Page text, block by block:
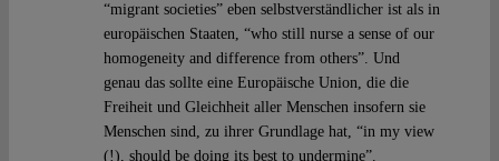
“migrant societies” eben selbstverständlicher ist als in
europäischen Staaten, “who still nurse a sense of our
homogeneity and difference from others”. Und
genau das sollte eine Europäische Union, die die
Freiheit und Gleichheit aller Menschen insofern sie
Menschen sind, zu ihrer Grundlage hat, “in my view
(!), should be doing its best to undermine”.